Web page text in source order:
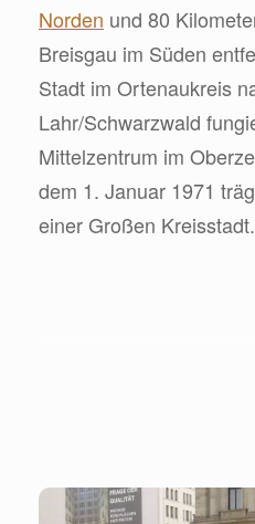
Norden und 80
Breisgau im Süden
Stadt im Ortenaukreis
Lahr/Schwarzwald
Mittelzentrum im
dem 1. Januar 1971
einer Großen Kreisstadt.